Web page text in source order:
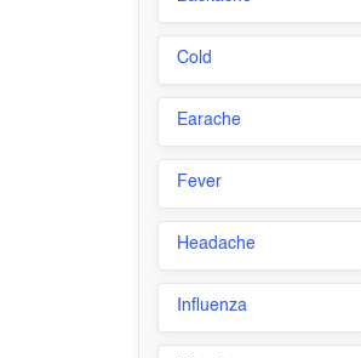
Cold
Earache
Fever
Headache
Influenza